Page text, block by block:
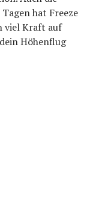
hat Freeze
viel Kraft auf
Höhenflug